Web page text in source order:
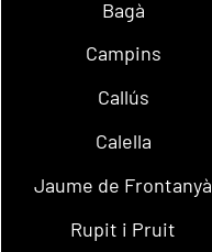
Bagà
Campins
Callús
Calella
Jaume de Frontanyà
Rupit i Pruit